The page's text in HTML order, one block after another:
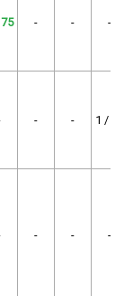
75 - - -
- - 1 /
- - -